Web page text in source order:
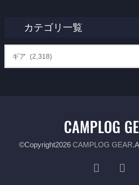
カテゴリ一覧
©Copyright2026 CAMPLOG GEAR